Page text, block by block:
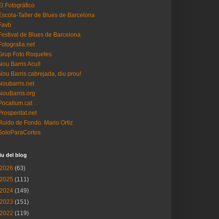
Fotográfico
Taller de Blues de Barcelona
de Blues de Barcelona
Foto Roquetes
Barris Acull
Barris cabrejada, diu prou!
de Fondo. Mario Ortiz
del blog
2026 (63)
2025 (111)
2024 (149)
2023 (151)
2022 (119)